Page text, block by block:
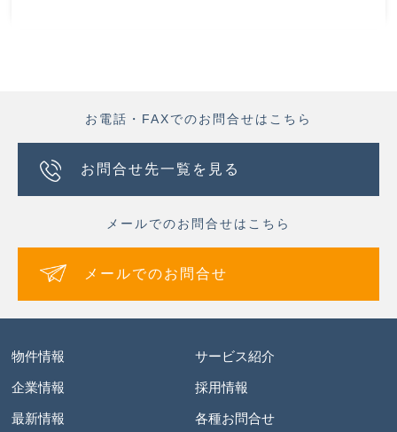
お電話・FAXでのお問合せはこちら
お問合せ先一覧を見る
メールでのお問合せはこちら
メールでのお問合せ
物件情報 サービス紹介
企業情報 採用情報
最新情報 各種お問合せ